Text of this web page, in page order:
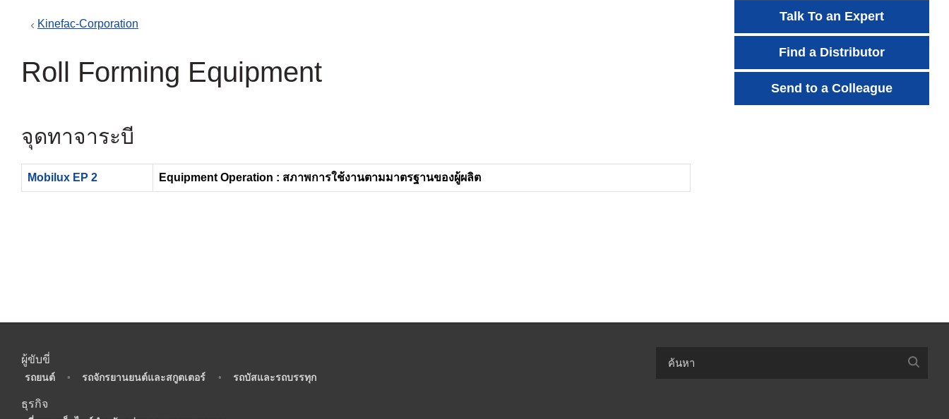
Kinefac-Corporation
Roll Forming Equipment
จุดทาจาระบี
Mobilux EP 2 Equipment Operation : สภาพการใช้งานตามมาตรฐานของผู้ผลิต
Talk To an Expert
Find a Distributor
Send to a Colleague
ผู้ขับขี่
รถยนต์ • รถจักรยานยนต์และสกูตเตอร์ • รถบัสและรถบรรทุก
ธุรกิจ